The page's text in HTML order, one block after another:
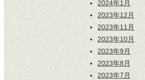
2024年1月
2023年12月
2023年11月
2023年10月
2023年9月
2023年8月
2023年7月